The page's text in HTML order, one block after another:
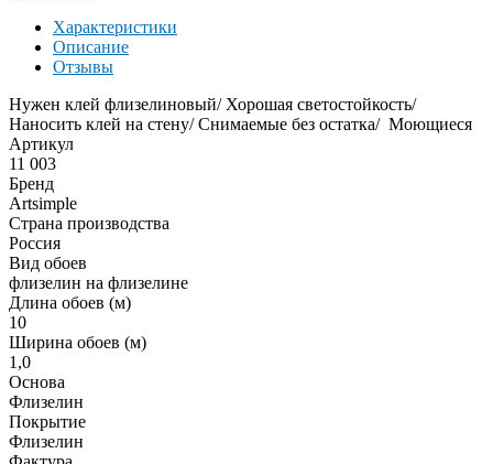
Характеристики
Описание
Отзывы
Нужен клей флизелиновый/ Хорошая светостойкость/
Наносить клей на стену/ Снимаемые без остатка/ Моющиеся
Артикул
11 003
Бренд
Artsimple
Страна производства
Россия
Вид обоев
флизелин на флизелине
Длина обоев (м)
10
Ширина обоев (м)
1,0
Основа
Флизелин
Покрытие
Флизелин